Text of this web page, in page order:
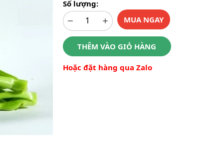
Số lượng:
MUA NGAY
THÊM VÀO GIỎ HÀNG
Hoặc đặt hàng qua Zalo